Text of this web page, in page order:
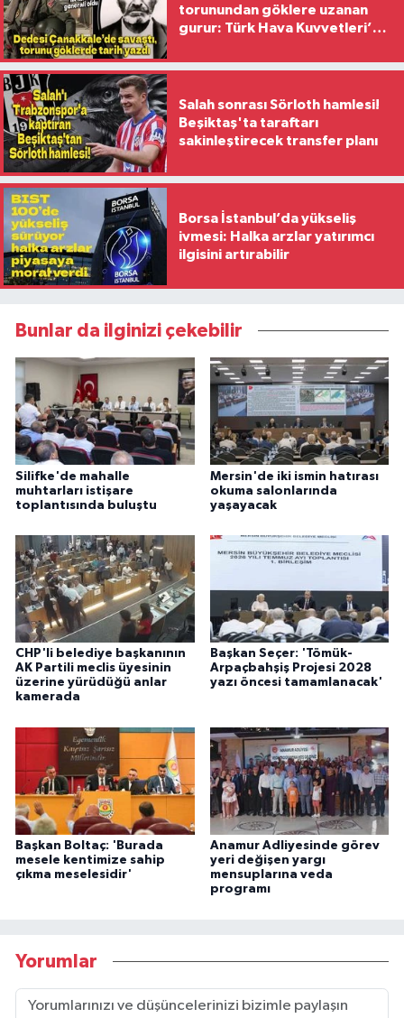
torunundan göklere uzanan
gurur: Türk Hava Kuvvetleri’nin
Salah sonrası Sörloth hamlesi!
Beşiktaş'ta taraftarı
sakinleştirecek transfer planı
Borsa İstanbul’da yükseliş
ivmesi: Halka arzlar yatırımcı
ilgisini artırabilir
Bunlar da ilginizi çekebilir
Silifke'de mahalle
muhtarları istişare
toplantısında buluştu
Mersin'de iki ismin hatırası
okuma salonlarında
yaşayacak
CHP'li belediye başkanının
AK Partili meclis üyesinin
üzerine yürüdüğü anlar
kamerada
Başkan Seçer: 'Tömük-
Arpaçbahşiş Projesi 2028
yazı öncesi tamamlanacak'
Başkan Boltaç: 'Burada
mesele kentimize sahip
çıkma meselesidir'
Anamur Adliyesinde görev
yeri değişen yargı
mensuplarına veda
programı
Yorumlar